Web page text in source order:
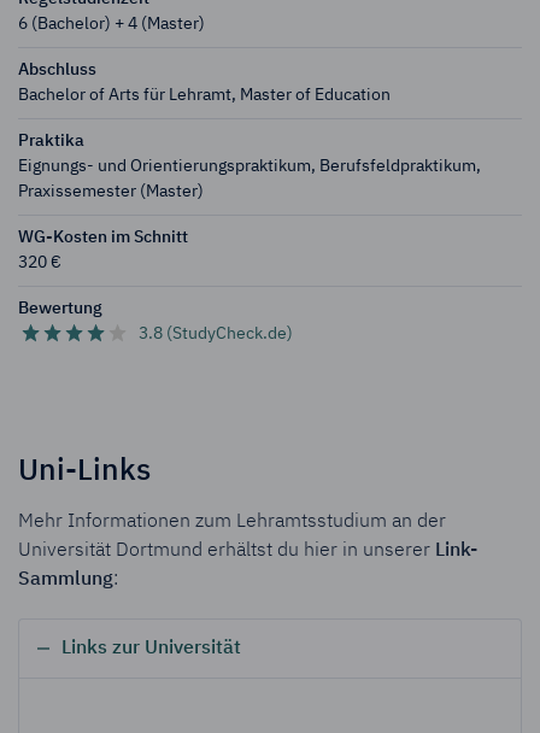
6 (Bachelor) + 4 (Master)
Abschluss
Bachelor of Arts für Lehramt, Master of Education
Praktika
Eignungs- und Orientierungs­praktikum, Berufsfeld­praktikum,
Praxissemester (Master)
WG-Kosten im Schnitt
320 €
Bewertung
3.8 (StudyCheck.de)
Uni-Links
Mehr Informationen zum Lehramtsstudium an der
Universität Dortmund erhältst du hier in unserer Link-
Sammlung:
Links zur Universität